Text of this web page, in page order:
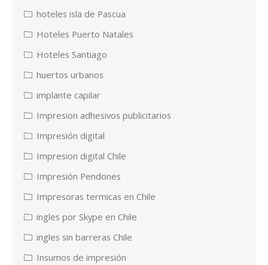
hoteles isla de Pascua
Hoteles Puerto Natales
Hoteles Santiago
huertos urbanos
implante capilar
Impresion adhesivos publicitarios
Impresión digital
Impresion digital Chile
Impresión Pendones
Impresoras termicas en Chile
ingles por Skype en Chile
ingles sin barreras Chile
Insumos de impresión